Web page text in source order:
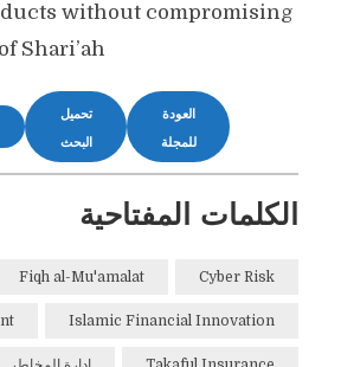
without compromising
Shari’ah
العودة
للمجلة
تحميل
البحث
الكلمات المفتاحية
Cyber Risk
Fiqh al-Mu'amalat
Islamic Financial Innovation